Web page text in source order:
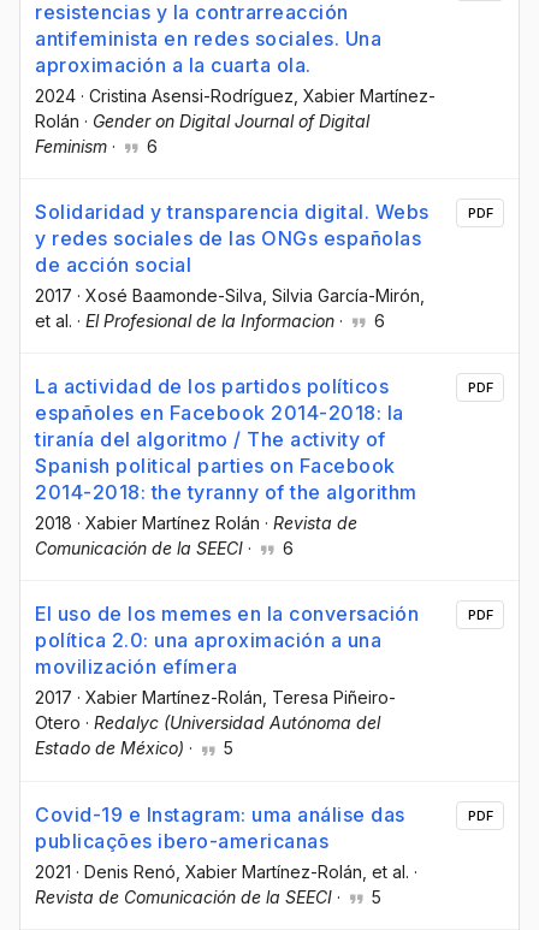
resistencias y la contrarreacción
antifeminista en redes sociales. Una
aproximación a la cuarta ola.
2024 · Cristina Asensi-Rodríguez , Xabier Martínez-
Rolán · Gender on Digital Journal of Digital
Feminism · 6
Solidaridad y transparencia digital. Webs
y redes sociales de las ONGs españolas
de acción social
2017 · Xosé Baamonde-Silva , Silvia García-Mirón
et al. · El Profesional de la Informacion · 6
PDF
La actividad de los partidos políticos
españoles en Facebook 2014-2018: la
tiranía del algoritmo / The activity of
Spanish political parties on Facebook
2014-2018: the tyranny of the algorithm
2018 · Xabier Martínez Rolán · Revista de
Comunicación de la SEECI · 6
PDF
El uso de los memes en la conversación
política 2.0: una aproximación a una
movilización efímera
2017 · Xabier Martínez-Rolán, Teresa Piñeiro-
Otero · Redalyc (Universidad Autónoma del
Estado de México) · 5
PDF
Covid-19 e Instagram: uma análise das
publicações ibero-americanas
2021 · Denis Renó , Xabier Martínez-Rolán , et al. ·
Revista de Comunicación de la SEECI · 5
PDF